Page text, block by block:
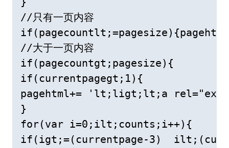
//只有一页内容
//大于一页内容
if(pagecountgt;pagesize){
if(currentpagegt;1){
pagehtml+= 'lt;ligt;lt;a
}
for(var i=0;ilt;counts;i++){
if(igt;=(currentpage-3)